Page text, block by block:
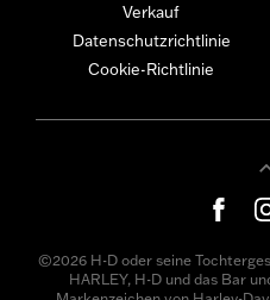
Verkauf
Datenschutzrichtlinie
Cookie-Richtlinie
©2026 H-D oder seine
HARLEY, H-D und das Bar